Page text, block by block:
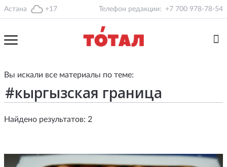
Астана +17 Телефон редакции: +7 700 978-78-54
Вы искали все материалы по теме:
Найдено результатов: 2